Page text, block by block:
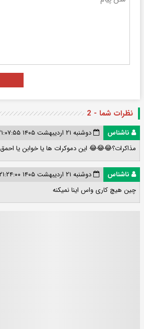
نظرات شما - 2
ناشناس
دوشنبه ۲۱ اردیبهشت ۱۴۰۵ ۲۱:۰۷:۵۵
مذاکرات؟😂😂😂 این دموکرات ها یا خوابن یا احمق
ناشناس
دوشنبه ۲۱ اردیبهشت ۱۴۰۵ ۲۱:۲۴:۰۰
چین هیچ کاری واس اینا نمیکنه